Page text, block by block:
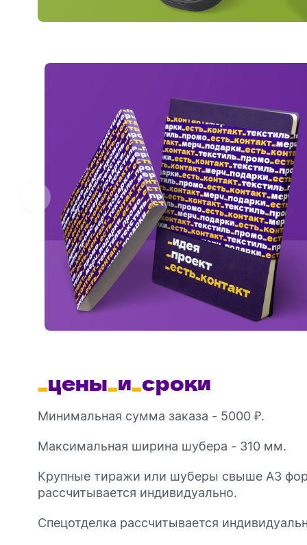
_цены_и_сроки
Минимальная сумма заказа - 5000 ₽.
Максимальная ширина шубера - 310 мм.
Крупные тиражи или шуберы свыше А3
рассчитывается индивидуально.
Спецотделка рассчитывается